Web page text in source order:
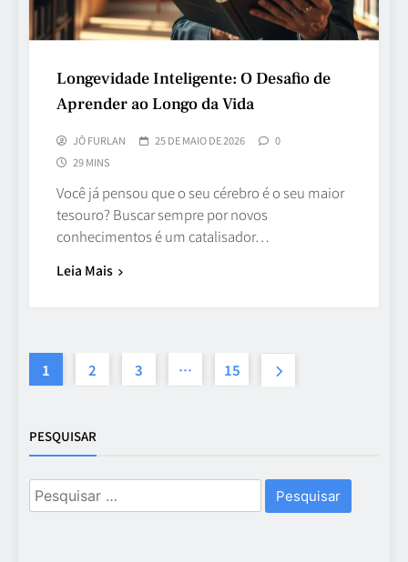
Longevidade Inteligente: O Desafio de
Aprender ao Longo da Vida
JÔ FURLAN 25 DE MAIO DE 2026
0
29 MINS
Você já pensou que o seu cérebro é o seu maior
tesouro? Buscar sempre por novos
conhecimentos é um catalisador…
Leia Mais
1 2 3 … 15
PESQUISAR
Pesquisar
por: